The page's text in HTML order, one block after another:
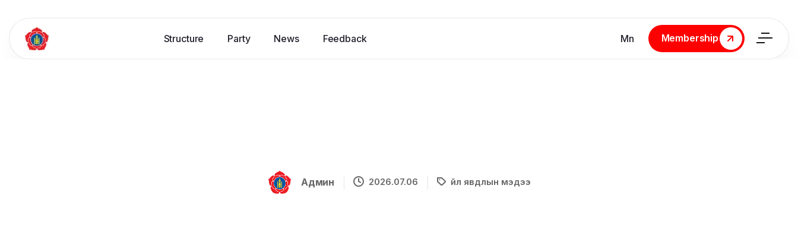
Structure Party News Feedback Мn
Membership
Membership
Админ 2026.07.06 Үйл явдлын мэдээ